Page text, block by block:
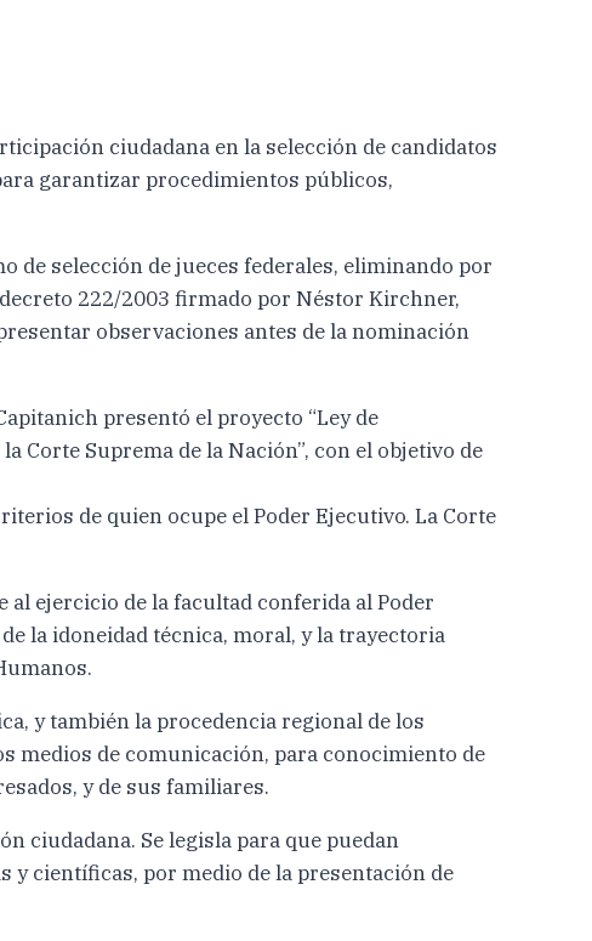
ciudadana en la selección de candidatos
garantizar procedimientos públicos,
de selección de jueces federales, eliminando por
222/2003 firmado por Néstor Kirchner,
observaciones antes de la nominación
presentó el proyecto “Ley de
Corte Suprema de la Nación”, con el objetivo de
de quien ocupe el Poder Ejecutivo. La Corte
ejercicio de la facultad conferida al Poder
la idoneidad técnica, moral, y la trayectoria
y también la procedencia regional de los
medios de comunicación, para conocimiento de
y de sus familiares.
ciudadana. Se legisla para que puedan
científicas, por medio de la presentación de